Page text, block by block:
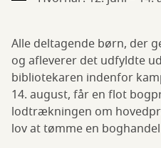
Alle deltagende børn, der
og afleverer det udfyldte
bibliotekaren indenfor
14. august, får en flot
lodtrækningen om
lov at tømme en